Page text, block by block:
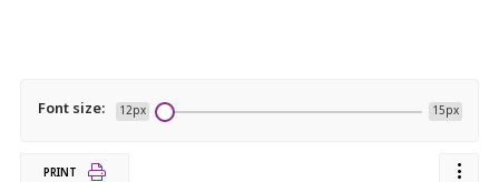
Font size: 12px 15px
PRINT